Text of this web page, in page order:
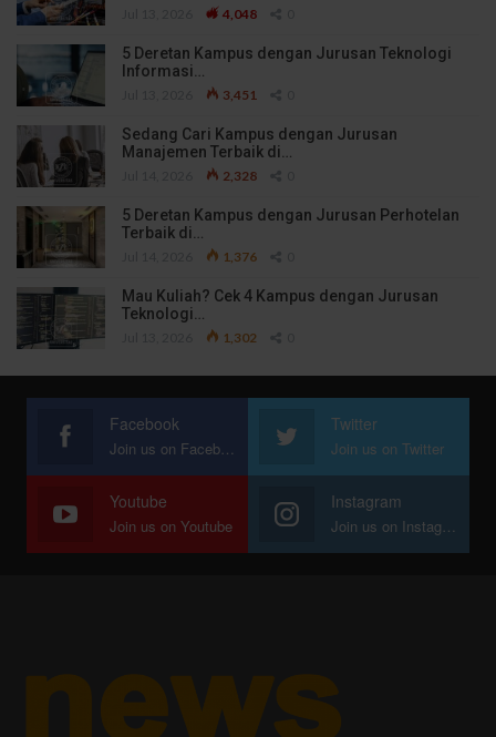
4,048
5 Deretan Kampus dengan Jurusan Teknologi
Informasi…
3,451
Sedang Cari Kampus dengan Jurusan
Manajemen Terbaik di…
2,328
5 Deretan Kampus dengan Jurusan Perhotelan
Terbaik di…
1,376
Mau Kuliah? Cek 4 Kampus dengan Jurusan
Teknologi…
1,302
Facebook
Join us on Facebook
Twitter
Join us on Twitter
Youtube
Join us on Youtube
Instagram
Join us on Instagram